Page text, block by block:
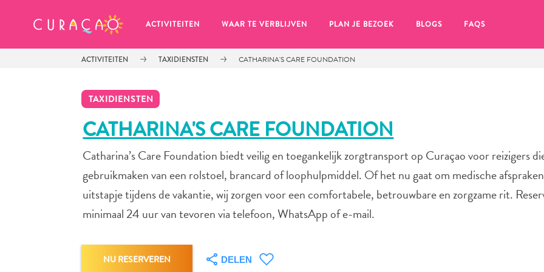
ACTIVITEITEN WAAR TE VERBLIJVEN PLAN JE BEZOEK BLOGS FAQS
ACTIVITEITEN TAXIDIENSTEN CATHARINA'S CARE FOUNDATION
TAXIDIENSTEN
CATHARINA'S CARE FOUNDATION
Catharina’s Care Foundation biedt veilig en toegankelijk zorgtransport op Curaçao voor reizigers
gebruikmaken van een rolstoel, brancard of loophulpmiddel. Of het nu gaat om medische
uitstapje tijdens de vakantie, wij zorgen voor een comfortabele, betrouwbare en zorgzame rit.
minimaal 24 uur van tevoren via telefoon, WhatsApp of e-mail.
NU RESERVEREN DELEN
MIJN FAVORIETEN
Zo te zien heb je nog geen
Wanneer je iets op wil slaan om later nog eens te bekijken, klik op het